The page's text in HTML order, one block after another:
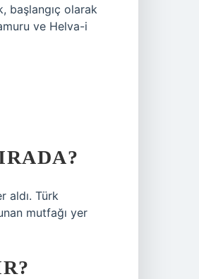
başlangıç ​​olarak
ve Helva-i
aldı. Türk
mutfağı yer